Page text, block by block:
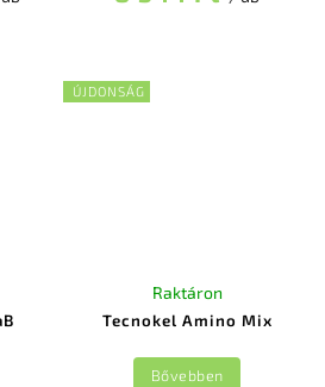
ÚJDONSÁG
Tecnokel Amino Mix
Raktáron
Bővebben